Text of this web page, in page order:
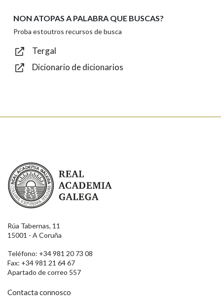
Enviar
NON ATOPAS A PALABRA QUE BUSCAS?
Proba estoutros recursos de busca
Tergal
Dicionario de dicionarios
Real Academia Galega
Rúa Tabernas, 11
15001 - A Coruña
Teléfono: +34 981 20 73 08
Fax: +34 981 21 64 67
Apartado de correo 557
Contacta connosco